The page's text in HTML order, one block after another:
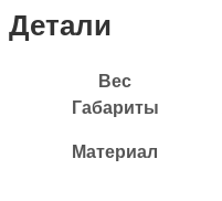
Детали
Вес
Габариты
Материал